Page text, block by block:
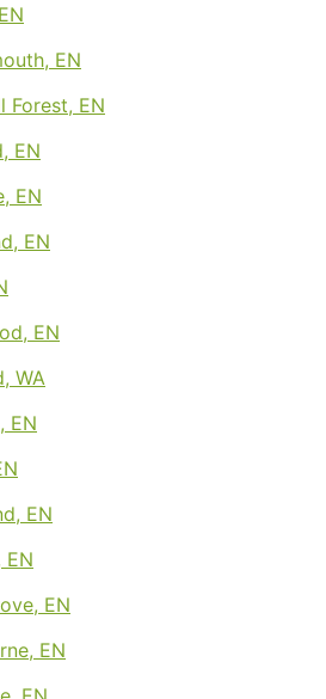
EN
Forest, EN
EN
EN
EN
EN
WA
EN
EN
EN
EN
EN